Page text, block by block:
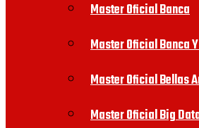
Master Oficial Banca
Master Oficial Banca
Master Oficial Bellas
Master Oficial Big